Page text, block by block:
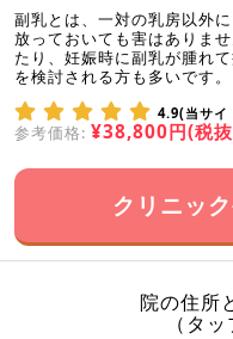
副乳とは、一対の乳房以外
放っておいても害はありま
たり、妊娠時に副乳が腫れ
を検討される方も多いです。
4.9(当サイ
参考価格: ¥38,800円(税
クリニッ
院の住所
（タ